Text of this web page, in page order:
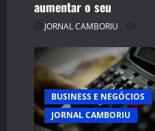
o
n
aumentar o seu
JORNAL CAMBORIU
BUSINESS E NEGÓCIOS
JORNAL CAMBORIU